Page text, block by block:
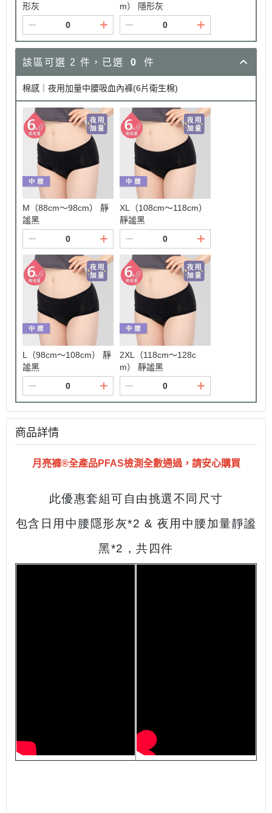
形灰
m） 隱形灰
棉感｜夜用加量中腰吸血內褲(6片衛生棉)
該區可選 2 件，已選 0 件
M（88cm～98cm） 靜
謐黑
L（98cm～108cm） 靜
謐黑
XL（108cm～118cm）
靜謐黑
2XL（118cm～128c
m） 靜謐黑
商品詳情
月亮褲®全產品PFAS檢測全數通過，請安心購買
此優惠套組 可自由挑選不同尺寸
包含日 用中腰隱形灰*2 & 夜用中腰加量靜謐
黑*2，共四件